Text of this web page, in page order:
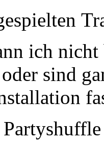
ich
sind
shuffle